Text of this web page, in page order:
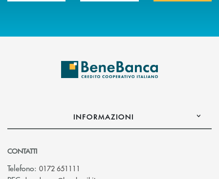
INFORMAZIONI
CONTATTI
Telefono: 0172 651111